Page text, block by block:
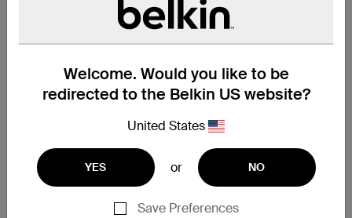
Welcome. Would you like to be
redirected to the Belkin US website?
United States
YES or NO
Save Preferences